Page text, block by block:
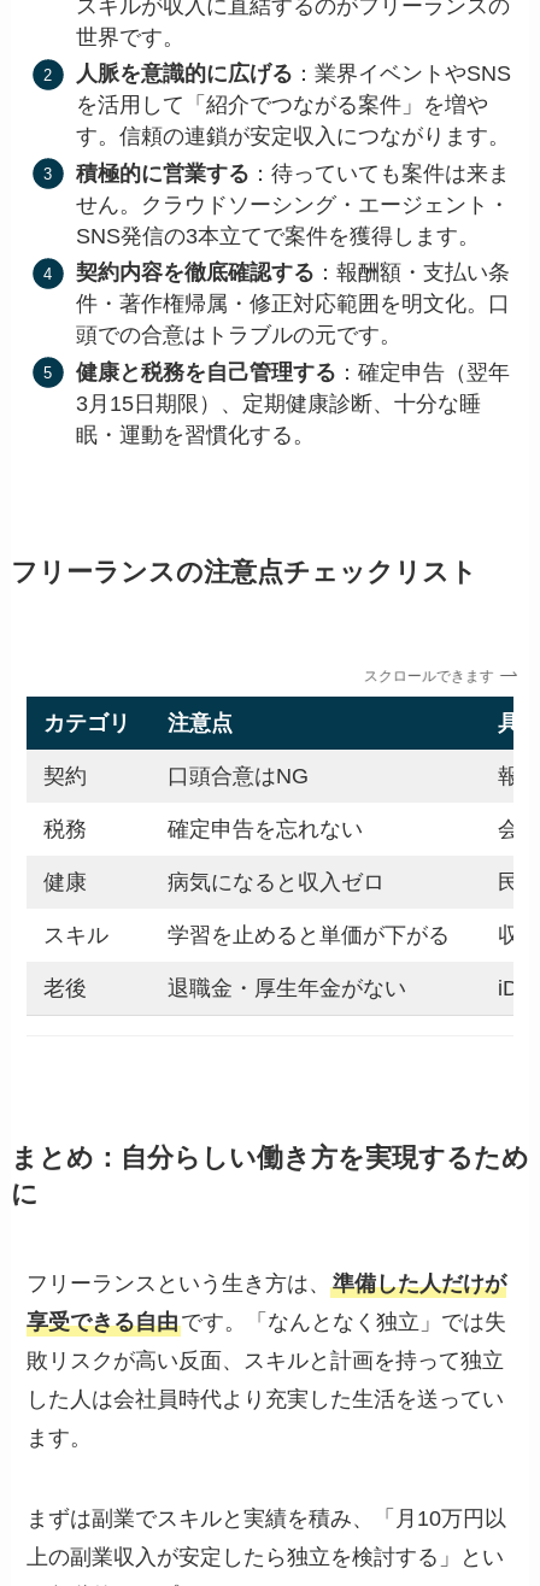
スキルが収入に直結するのがフリーランスの
世界です。
人脈を意識的に広げる ：業界イベントやSNS
を活用して「紹介でつながる案件」を増や
す。信頼の連鎖が安定収入につながります。
積極的に営業する ：待っていても案件は来ま
せん。クラウドソーシング・エージェント・
SNS発信の3本立てで案件を獲得します。
契約内容を徹底確認する ：報酬額・支払い条
件・著作権帰属・修正対応範囲を明文化。口
頭での合意はトラブルの元です。
健康と税務を自己管理する ：確定申告（翌年
3月15日期限）、定期健康診断、十分な睡
眠・運動を習慣化する。
フリーランスの注意点チェックリスト
スクロールできます
カテゴリ 注意点 具
契約 口頭合意はNG 報
税務 確定申告を忘れない 会
健康 病気になると収入ゼロ 民
スキル 学習を止めると単価が下がる 収
老後 退職金・厚生年金がない
まとめ：自分らしい働き方を実現するため
に
フリーランスという生き方は、準備した人だけが
享受できる自由です。「なんとなく独立」では失
敗リスクが高い反面、スキルと計画を持って独立
した人は会社員時代より充実した生活を送ってい
ます。
まずは副業でスキルと実績を積み、「月10万円以
上の副業収入が安定したら独立を検討する」とい